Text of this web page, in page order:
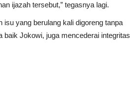
ijazah tersebut,” tegasnya lagi.
isu yang berulang kali digoreng tanpa
baik Jokowi, juga mencederai integritas
Islam